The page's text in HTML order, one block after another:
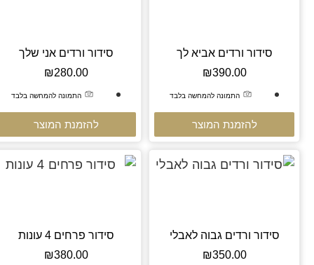
סידור ורדים אביא לך
₪390.00
התמונה להמחשה בלבד
להזמנת המוצר
סידור ורדים אני שלך
₪280.00
התמונה להמחשה בלבד
להזמנת המוצר
סידור ורדים גבוה לאבלי
₪350.00
סידור פרחים 4 עונות
₪380.00